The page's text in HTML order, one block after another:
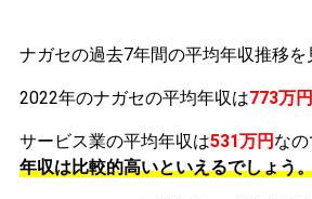
ナガセの過去7年間の平均年収推移を
2022年のナガセの平均年収は773万円
サービス業の平均年収は531万円 なの
年収は比較的高いといえるでしょう